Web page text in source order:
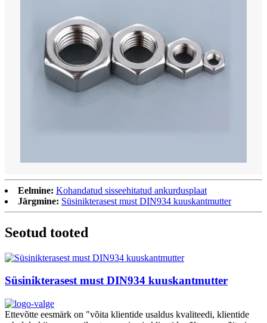
Eelmine: Kohandatud sisseehitatud ankurdusplaat
Järgmine: Süsinikterasest must DIN934 kuuskantmutter
Seotud tooted
Süsinikterasest must DIN934 kuuskantmutter
Ettevõtte eesmärk on "võita klientide usaldus kvaliteedi, klientide